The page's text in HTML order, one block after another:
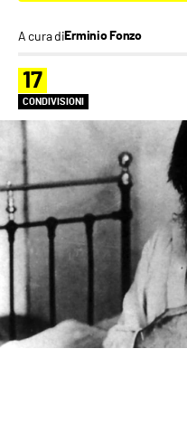
A cura diErminio Fonzo
17
CONDIVISIONI